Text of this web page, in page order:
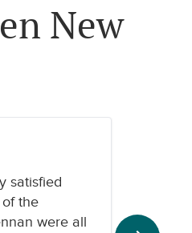
New
satisfied
the
were all